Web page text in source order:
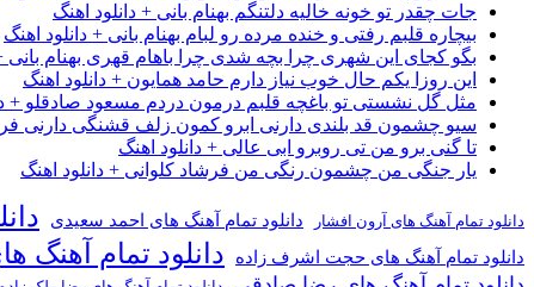
جات چقدر تو خونه خالیه دلتنگم بهنام بانی + دانلود اهنگ
بیچاره قلبم رفتی و خنده مرده رو لبام بهنام بانی + دانلود اهنگ
بگو کجای این شهری چرا بچه شدی چرا باهام قهری بهنام بانی +
این روزا یکم حال خوب نیاز دارم حامد همایون + دانلود اهنگ
مثل گل نشستی تو باغچه قلبم درمون دردم مسعود صادقلو +
سیو چشمون قد بلندی دارنی ابرو کمون زلف قشنگی دارنی
تا گنی برو من تی روبرو ابی عالی + دانلود اهنگ
یار جنگی من چشمون رنگی من فرشاد کلوانی + دانلود اهنگ
دانلود تمام آهنگ های آرون افشار دانلود تمام آهنگ های احمد سعیدی
دانلود تمام آهنگ های حجت اشرف زاده دانلود تمام آهنگ